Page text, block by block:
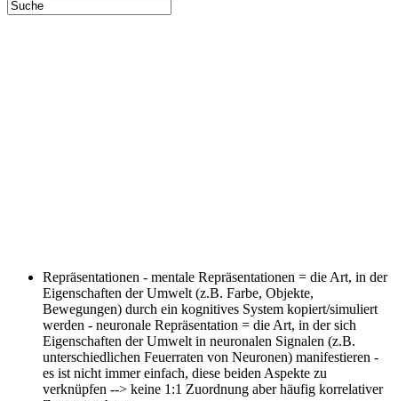
Repräsentationen - mentale Repräsentationen = die Art, in der
Eigenschaften der Umwelt (z.B. Farbe, Objekte,
Bewegungen) durch ein kognitives System kopiert/simuliert
werden - neuronale Repräsentation = die Art, in der sich
Eigenschaften der Umwelt in neuronalen Signalen (z.B.
unterschiedlichen Feuerraten von Neuronen) manifestieren -
es ist nicht immer einfach, diese beiden Aspekte zu
verknüpfen --> keine 1:1 Zuordnung aber häufig korrelativer